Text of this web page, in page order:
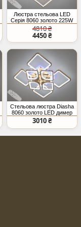
Люстра стельова LED
Серія 8060 золото 225W
пульт диммер підсвітка
квадрати
4810 ₴
4450 ₴
Стельова люстра Diasha
8060 золото LED димер
155W
3010 ₴